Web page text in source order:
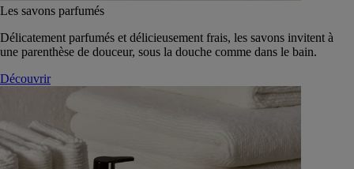
Les savons parfumés
Délicatement parfumés et délicieusement frais, les savons invitent à
une parenthèse de douceur, sous la douche comme dans le bain.
Découvrir